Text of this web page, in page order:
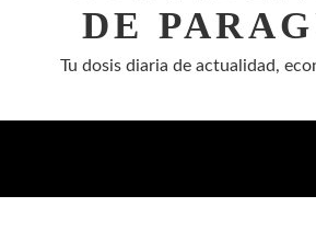
DE
Tu dosis diaria de actualidad,